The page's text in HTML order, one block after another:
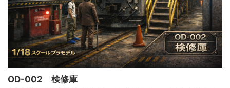
OD-002 検修庫